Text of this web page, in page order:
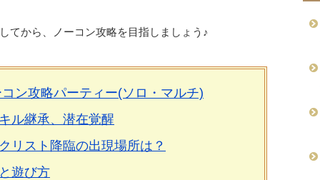
てから、ノーコン攻略を目指しましょう♪
ン攻略パーティー(ソロ・マルチ)
ル継承、潜在覚醒
リスト降臨の出現場所は？
遊び方